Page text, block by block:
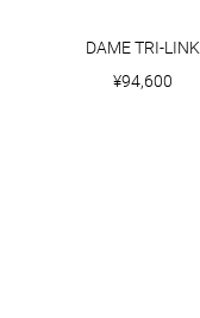
DAME TRI-LINK
¥94,600